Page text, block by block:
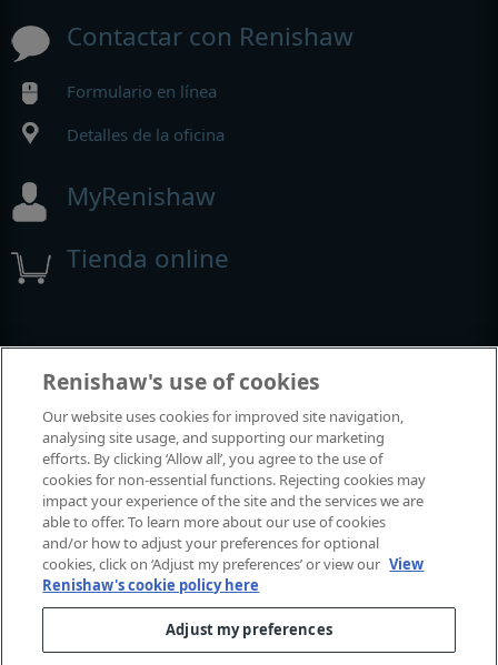
Contactar con Renishaw
Formulario en línea
Detalles de la oficina
MyRenishaw
Tienda online
© 2001-2026 Renishaw plc. Todos los derechos reservados.
Póngase en contacto con nosotros|
Renishaw's use of cookies
Our website uses cookies for improved site navigation,
analysing site usage, and supporting our marketing
efforts. By clicking ‘Allow all’, you agree to the use of
cookies for non-essential functions. Rejecting cookies may
impact your experience of the site and the services we are
able to offer. To learn more about our use of cookies
and/or how to adjust your preferences for optional
cookies, click on ‘Adjust my preferences’ or view our View
Renishaw's cookie policy here
Adjust my preferences